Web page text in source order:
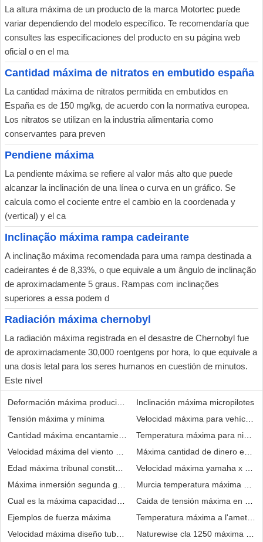
La altura máxima de un producto de la marca Motortec puede
variar dependiendo del modelo específico. Te recomendaría que
consultes las especificaciones del producto en su página web
oficial o en el ma
Cantidad máxima de nitratos en embutido españa
La cantidad máxima de nitratos permitida en embutidos en
España es de 150 mg/kg, de acuerdo con la normativa europea.
Los nitratos se utilizan en la industria alimentaria como
conservantes para preven
Pendiene máxima
La pendiente máxima se refiere al valor más alto que puede
alcanzar la inclinación de una línea o curva en un gráfico. Se
calcula como el cociente entre el cambio en la coordenada y
(vertical) y el ca
Inclinação máxima rampa cadeirante
A inclinação máxima recomendada para uma rampa destinada a
cadeirantes é de 8,33%, o que equivale a um ângulo de inclinação
de aproximadamente 5 graus. Rampas com inclinações
superiores a essa podem d
Radiación máxima chernobyl
La radiación máxima registrada en el desastre de Chernobyl fue
de aproximadamente 30,000 roentgens por hora, lo que equivale a
una dosis letal para los seres humanos en cuestión de minutos.
Este nivel
Deformación máxima producida por un shock absorber en una
Tensión máxima y mínima
Cantidad máxima encantamientos minecraft
Velocidad máxima del viento en guadalajara
Edad máxima tribunal constitucional
Máxima inmersión segunda guerra mundial
Cual es la máxima capacidad ram para un telefono
Ejemplos de fuerza máxima
Velocidad máxima diseño tubería cobre
Inclinación máxima micropilotes
Velocidad máxima para vehículo
Temperatura máxima para niños
Máxima cantidad de dinero en
Velocidad máxima yamaha x 300
Murcia temperatura máxima por
Caida de tensión máxima en una
Temperatura máxima a l'ametlla
Naturewise cla 1250 máxima